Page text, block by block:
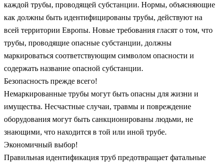
каждой трубы, проводящей субстанции. Нормы, объясняющие
как должны быть идентифицированы трубы, действуют на
всей территории Европы. Новые требования гласят о том, что
трубы, проводящие опасные субстанции, должны
маркироваться соответствующим символом опасности и
содержать название опасной субстанции.
Безопасность прежде всего!
Немаркированные трубы могут быть опасны для жизни и
имущества. Несчастные случаи, травмы и повреждение
оборудования могут быть санкционированы людьми, не
знающими, что находится в той или иной трубе.
Экономичный выбор!
Правильная идентификация труб предотвращает фатальные